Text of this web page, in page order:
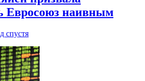
Евросоюз наивным
спустя